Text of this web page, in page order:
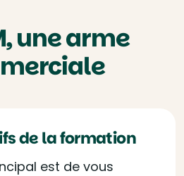
une arme
de la formation
est de vous